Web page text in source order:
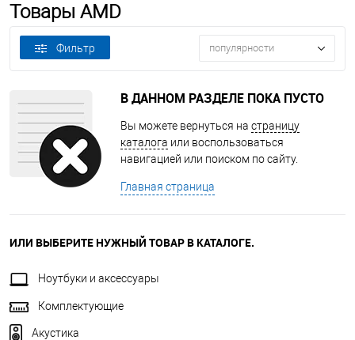
Товары AMD
Фильтр популярности
В ДАННОМ РАЗДЕЛЕ ПОКА ПУСТО
Вы можете вернуться на страницу
каталога или воспользоваться
навигацией или поиском по сайту.
Главная страница
ИЛИ ВЫБЕРИТЕ НУЖНЫЙ ТОВАР В КАТАЛОГЕ.
Ноутбуки и аксессуары
Комплектующие
Акустика